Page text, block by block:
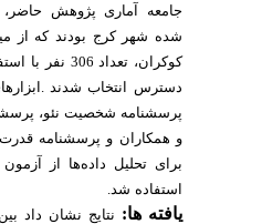
جامعه آماری پژوهش حاضر،
شده شهر کرج بودند که از
کوکران، تعداد 306نفر با
دسترس انتخاب شدند.ابزارهای
پرسشنامه شخصیت نئو،
همکاران و پرسشنامه قدرت
برای تحلیل دادهها از آزمون
استفاده شد.
یافته ها: نتایج نشان داد بین